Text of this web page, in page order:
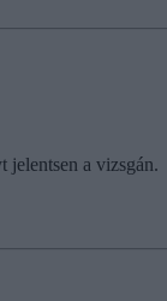
jelentsen a vizsgán.